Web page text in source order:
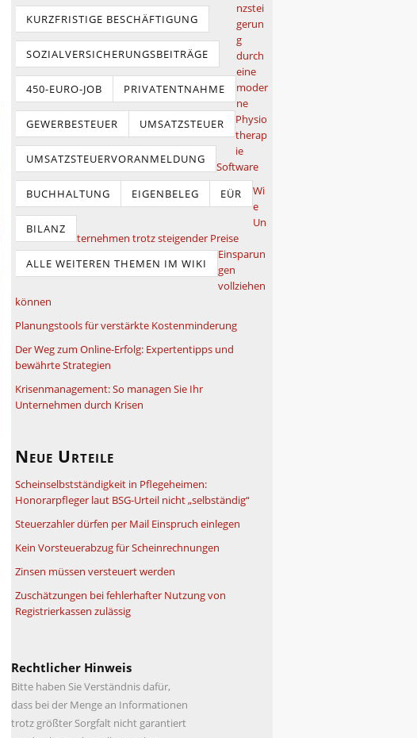
KURZFRISTIGE BESCHÄFTIGUNG
SOZIALVERSICHERUNGSBEITRÄGE
450-EURO-JOB PRIVATENTNAHME
GEWERBESTEUER UMSATZSTEUER
UMSATZSTEUERVORANMELDUNG
BUCHHALTUNG EIGENBELEG EÜR
BILANZ
ALLE WEITEREN THEMEN IM WIKI
nzstei
gerun
g
durch
eine
moder
ne
Physio
therap
ie
Software
Wi
e
Un
ternehmen trotz steigender Preise
Einsparun
gen
vollziehen
können
Planungstools für verstärkte Kostenminderung
Der Weg zum Online-Erfolg: Expertentipps und
bewährte Strategien
Krisenmanagement: So managen Sie Ihr
Unternehmen durch Krisen
Neue Urteile
Scheinselbstständigkeit in Pflegeheimen:
Honorarpfleger laut BSG-Urteil nicht „selbständig“
Steuerzahler dürfen per Mail Einspruch einlegen
Kein Vorsteuerabzug für Scheinrechnungen
Zinsen müssen versteuert werden
Zuschätzungen bei fehlerhafter Nutzung von
Registrierkassen zulässig
Rechtlicher Hinweis
Bitte haben Sie Verständnis dafür,
dass bei der Menge an Informationen
trotz größter Sorgfalt nicht garantiert